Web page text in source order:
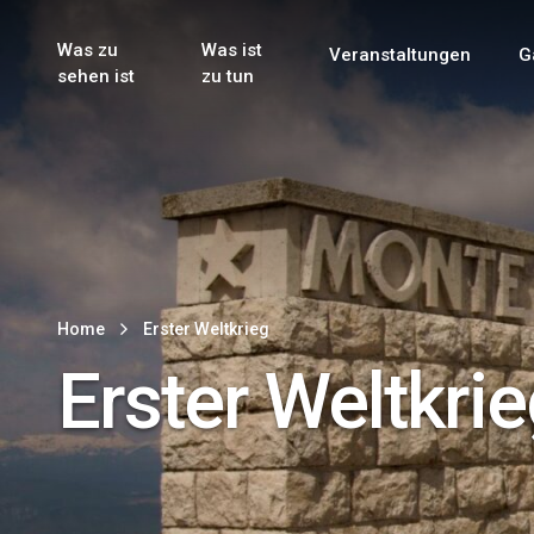
Main Navigation
Was zu
sehen ist
Was ist
zu tun
Veranstaltungen
Home Erster Weltkrieg
Erster